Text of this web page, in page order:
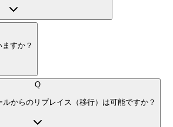
すか？
Q
からのリプレイス（移行）は可能ですか？